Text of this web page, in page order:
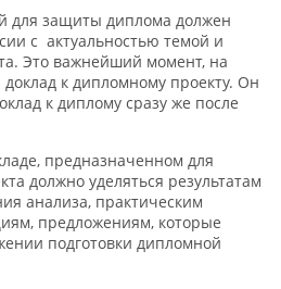
для защиты диплома должен
с актуальностью темой и
Это важнейший момент, на
к дипломному проекту. Он
к диплому сразу же после
предназначенном для
должно уделяться результатам
анализа, практическим
предложениям, которые
подготовки дипломной